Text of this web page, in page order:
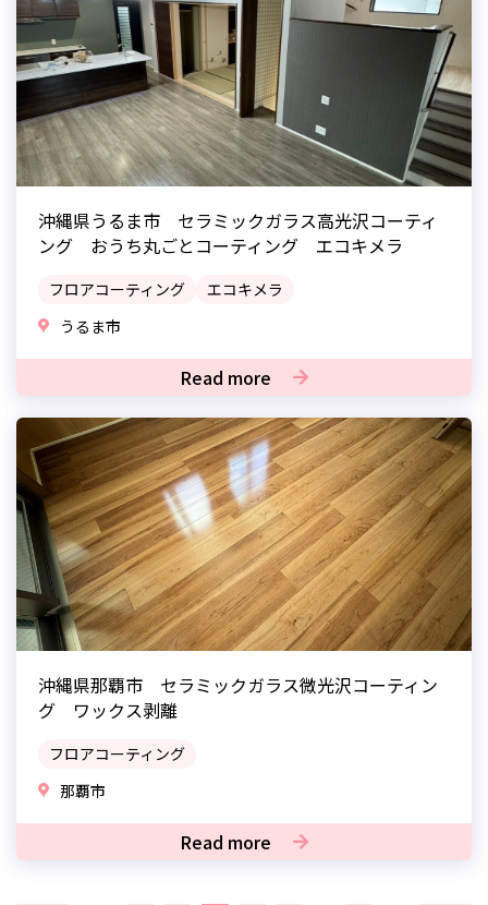
沖縄県うるま市 セラミックガラス高光沢コーティ
ング おうち丸ごとコーティング エコキメラ
フロアコーティング
エコキメラ
うるま市
Read more
沖縄県那覇市 セラミックガラス微光沢コーティン
グ ワックス剥離
フロアコーティング
那覇市
Read more